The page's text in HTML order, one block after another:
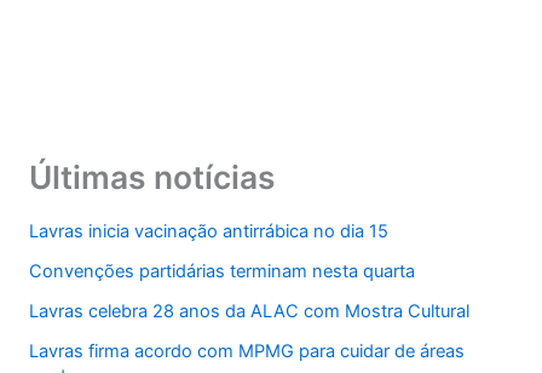
Últimas notícias
Lavras inicia vacinação antirrábica no dia 15
Convenções partidárias terminam nesta quarta
Lavras celebra 28 anos da ALAC com Mostra Cultural
Lavras firma acordo com MPMG para cuidar de áreas